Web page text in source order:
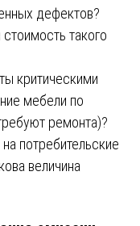
дефектов?
такого
критическими
мебели по
ремонта)?
потребительские
величина